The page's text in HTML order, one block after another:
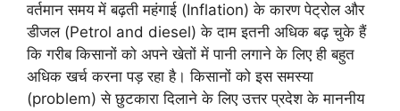
वर्तमान समय में बढ़ती महंगाई (Inflation) के कारण पेट्रोल और
डीजल (Petrol and diesel) के दाम इतनी अधिक बढ़ चुके हैं
कि गरीब किसानों को अपने खेतों में पानी लगाने के लिए ही बहुत
अधिक खर्च करना पड़ रहा है। किसानों को इस समस्या
(problem) से छुटकारा दिलाने के लिए उत्तर प्रदेश के माननीय